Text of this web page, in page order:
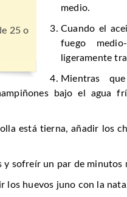
25 o
medio.
Cuando el
fuego
ligeramente
Mientras
bajo el agua
está tierna, añadir los
y sofreír un par de minutos
los huevos juno con la